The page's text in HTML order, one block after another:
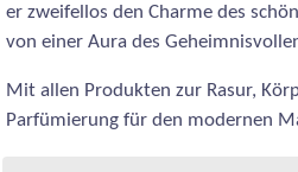
er zweifellos den Charme des
von einer Aura des
Mit allen Produkten zur Rasur,
Parfümierung für den modernen